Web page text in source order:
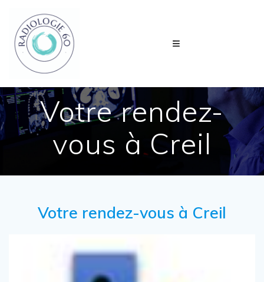
Votre rendez-
vous à Creil
Votre rendez-vous à Creil